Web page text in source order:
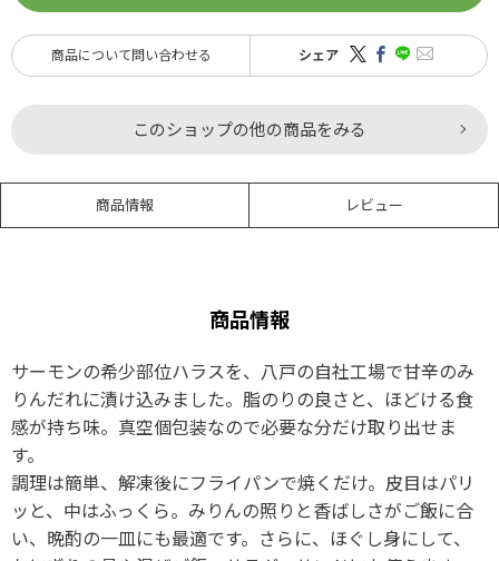
商品について問い合わせる シェア
このショップの他の商品をみる
商品情報 レビュー
商品情報
サーモンの希少部位ハラスを、八戸の自社工場で甘辛のみ
りんだれに漬け込みました。脂のりの良さと、ほどける食
感が持ち味。真空個包装なので必要な分だけ取り出せま
す。
調理は簡単、解凍後にフライパンで焼くだけ。皮目はパリ
ッと、中はふっくら。みりんの照りと香ばしさがご飯に合
い、晩酌の一皿にも最適です。さらに、ほぐし身にして、